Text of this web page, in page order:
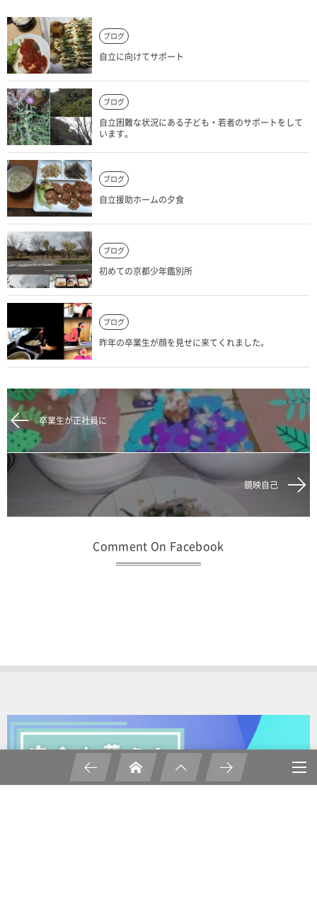
ブログ
自立に向けてサポート
ブログ
自立困難な状況にある子ども・若者のサポートをして
います。
ブログ
自立援助ホームの夕食
ブログ
初めての京都少年鑑別所
ブログ
昨年の卒業生が顔を見せに来てくれました。
卒業生が正社員に
鏡映自己
Comment On Facebook